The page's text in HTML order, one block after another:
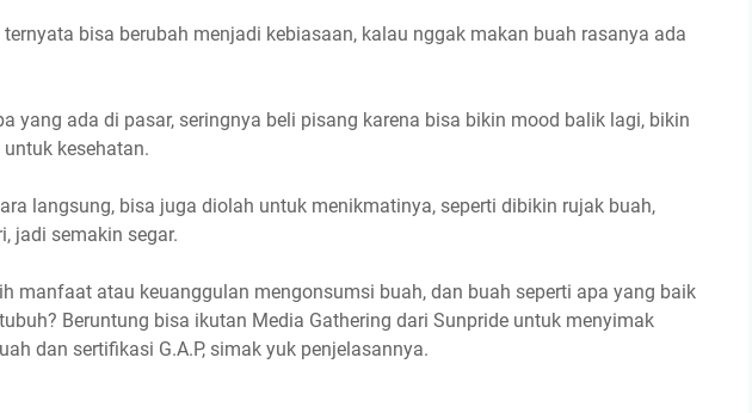
bisa berubah menjadi kebiasaan, kalau nggak makan buah rasanya ada
yang ada di pasar, seringnya beli pisang karena bisa bikin mood balik lagi, bikin
kesehatan.
langsung, bisa juga diolah untuk menikmatinya, seperti dibikin rujak buah,
jadi semakin segar.
manfaat atau keuanggulan mengonsumsi buah, dan buah seperti apa yang baik
Beruntung bisa ikutan Media Gathering dari Sunpride untuk menyimak
dan sertifikasi G.A.P, simak yuk penjelasannya.